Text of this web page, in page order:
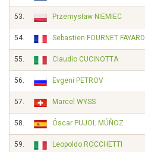
53. Przemysław NIEMIEC
54. Sebastien FOURNET FAYARD
55. Claudio CUCINOTTA
56. Evgeni PETROV
57. Marcel WYSS
58. Óscar PUJOL MÚÑOZ
59. Leopoldo ROCCHETTI